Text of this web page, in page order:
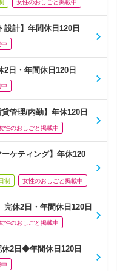
女性のおしごと掲載中
設計】年間休日120日
2日・年間休日120日
管理/内勤】年休120日
性のおしごと掲載中
ケティング】年休120
制 女性のおしごと掲載中
完休2日・年間休日120日
性のおしごと掲載中
2日◆年間休日120日